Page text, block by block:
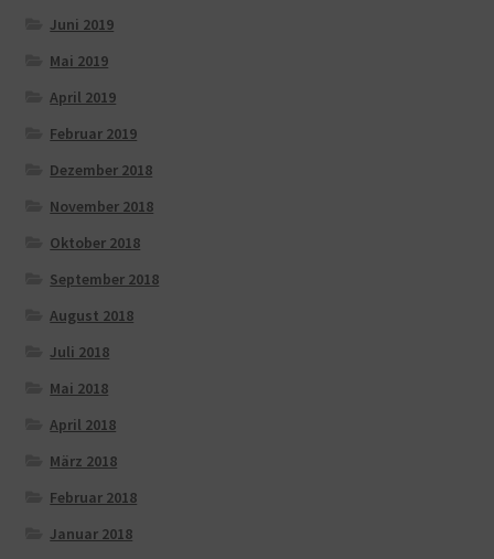
Juni 2019
Mai 2019
April 2019
Februar 2019
Dezember 2018
November 2018
Oktober 2018
September 2018
August 2018
Juli 2018
Mai 2018
April 2018
März 2018
Februar 2018
Januar 2018